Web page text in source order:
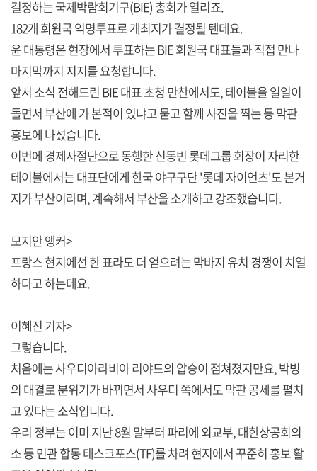
결정하는 국제박람회기구(BIE) 총회가 열리죠.
182개 회원국 익명투표로 개최지가 결정될 텐데요.
윤 대통령은 현장에서 투표하는 BIE 회원국 대표들과 직접 만나
마지막까지 지지를 요청합니다.
앞서 소식 전해드린 BIE 대표 초청 만찬에서도, 테이블을 일일이
돌면서 부산에 가 본적이 있냐고 묻고 함께 사진을 찍는 등 막판
홍보에 나섰습니다.
이번에 경제사절단으로 동행한 신동빈 롯데그룹 회장이 자리한
테이블에서는 대표단에게 한국 야구구단 '롯데 자이언츠'도 본거
지가 부산이라며, 계속해서 부산을 소개하고 강조했습니다.
모지안 앵커>
프랑스 현지에선 한 표라도 더 얻으려는 막바지 유치 경쟁이 치열
하다고 하는데요.
이혜진 기자>
그렇습니다.
처음에는 사우디아라비아 리야드의 압승이 점쳐졌지만요, 박빙
의 대결로 분위기가 바뀌면서 사우디 쪽에서도 막판 공세를 펼치
고 있다는 소식입니다.
우리 정부는 이미 지난 8월 말부터 파리에 외교부, 대한상공회의
소 등 민관 합동 태스크포스(TF)를 차려 현지에서 꾸준히 홍보 활